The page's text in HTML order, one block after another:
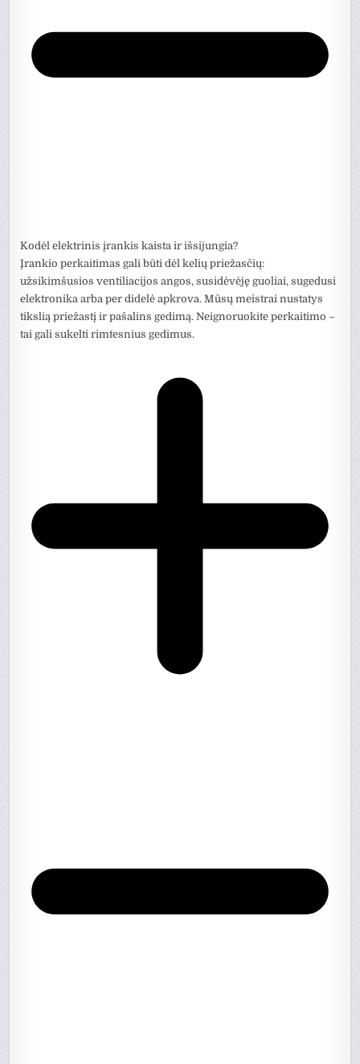
Kodėl elektrinis įrankis kaista ir išsijungia?
Įrankio perkaitimas gali būti dėl kelių priežasčių:
užsikimšusios ventiliacijos angos, susidėvėję guoliai, sugedusi
elektronika arba per didelė apkrova. Mūsų meistrai nustatys
tikslią priežastį ir pašalins gedimą. Neignoruokite perkaitimo –
tai gali sukelti rimtesnius gedimus.